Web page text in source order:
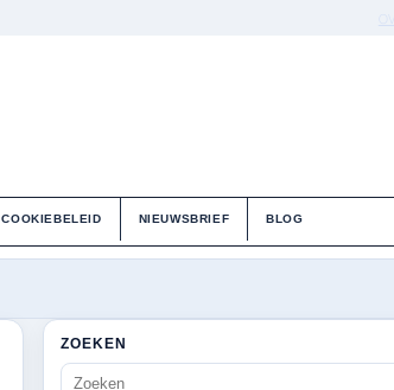
COOKIEBELEID NIEUWSBRIEF BLOG
ZOEKEN